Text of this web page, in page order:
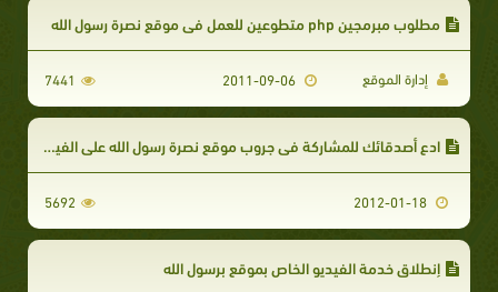
مطلوب مبرمجين php متطوعين للعمل في موقع نصرة رسول الله
إدارة الموقع 2011-09-06
7441
ادع أصدقائك للمشاركة في جروب موقع نصرة رسول الله على الفيس بوك
5692
إنطلاق خدمة الفيديو الخاص بموقع برسول الله